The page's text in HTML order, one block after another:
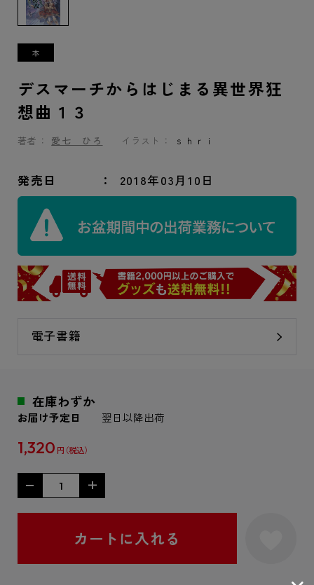
デスマーチからはじまる異世界狂
想曲１３
著者： 愛七 ひろ イラスト： ｓｈｒｉ
発売日 2018年03月10日
電子書籍
在庫わずか
お届け予定日 翌日以降出荷
1,320 円